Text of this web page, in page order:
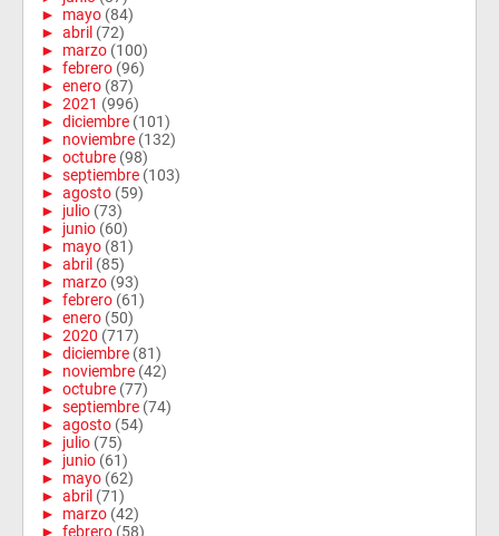
► mayo (84)
► abril (72)
► marzo (100)
► febrero (96)
► enero (87)
► 2021 (996)
► diciembre (101)
► noviembre (132)
► octubre (98)
► septiembre (103)
► agosto (59)
► julio (73)
► junio (60)
► mayo (81)
► abril (85)
► marzo (93)
► febrero (61)
► enero (50)
► 2020 (717)
► diciembre (81)
► noviembre (42)
► octubre (77)
► septiembre (74)
► agosto (54)
► julio (75)
► junio (61)
► mayo (62)
► abril (71)
► marzo (42)
► febrero (58)